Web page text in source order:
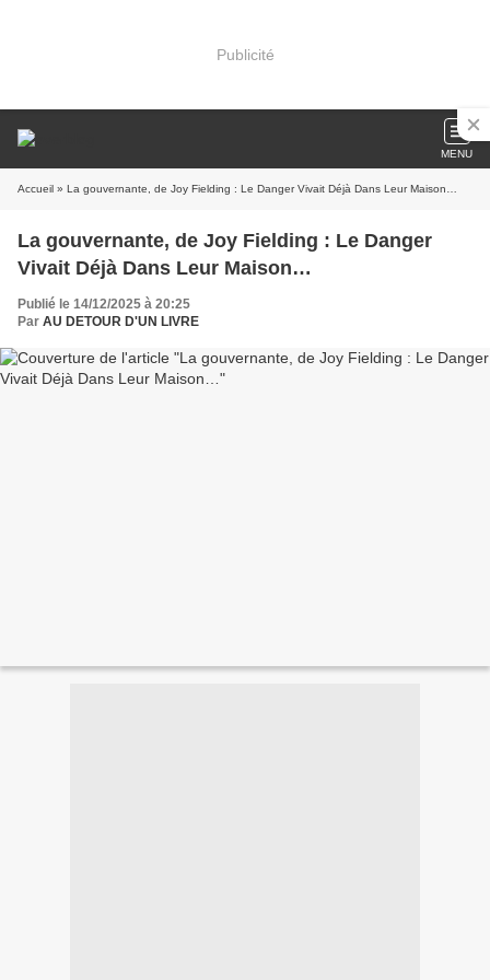
Publicité
MENU
Accueil » La gouvernante, de Joy Fielding : Le Danger Vivait Déjà Dans Leur Maison…
La gouvernante, de Joy Fielding : Le Danger
Vivait Déjà Dans Leur Maison…
Publié le 14/12/2025 à 20:25
Par AU DETOUR D'UN LIVRE